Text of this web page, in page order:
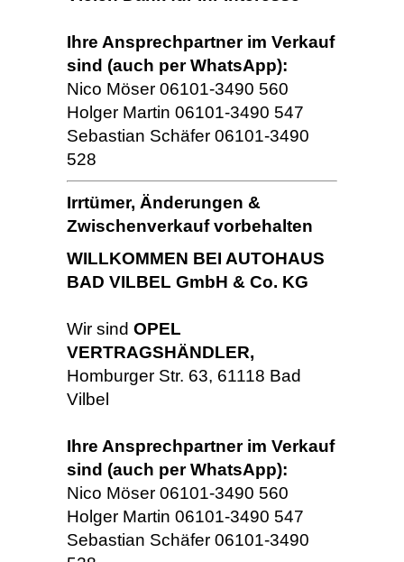
Ihre Ansprechpartner im Verkauf
sind (auch per WhatsApp):
Nico Möser 06101-3490 560
Holger Martin 06101-3490 547
Sebastian Schäfer 06101-3490
528
Irrtümer, Änderungen &
Zwischenverkauf vorbehalten
WILLKOMMEN BEI AUTOHAUS
BAD VILBEL GmbH & Co. KG
Wir sind OPEL
VERTRAGSHÄNDLER,
Homburger Str. 63, 61118 Bad
Vilbel
Ihre Ansprechpartner im Verkauf
sind (auch per WhatsApp):
Nico Möser 06101-3490 560
Holger Martin 06101-3490 547
Sebastian Schäfer 06101-3490